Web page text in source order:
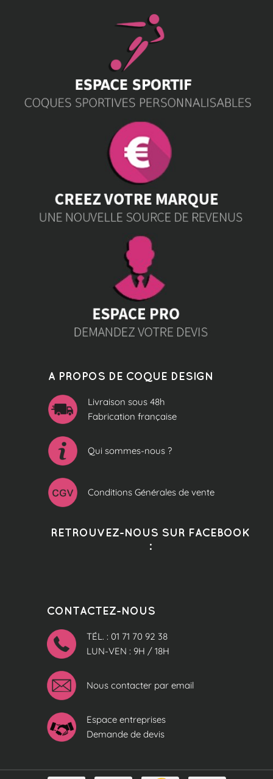
A PROPOS DE COQUE DESIGN
Livraison sous 48h
Fabrication française
Qui sommes-nous ?
Conditions Générales de vente
RETROUVEZ-NOUS SUR FACEBOOK
:
CONTACTEZ-NOUS
TÉL. : 01 71 70 92 38
LUN-VEN : 9H / 18H
Nous contacter par email
Espace entreprises
Demande de devis